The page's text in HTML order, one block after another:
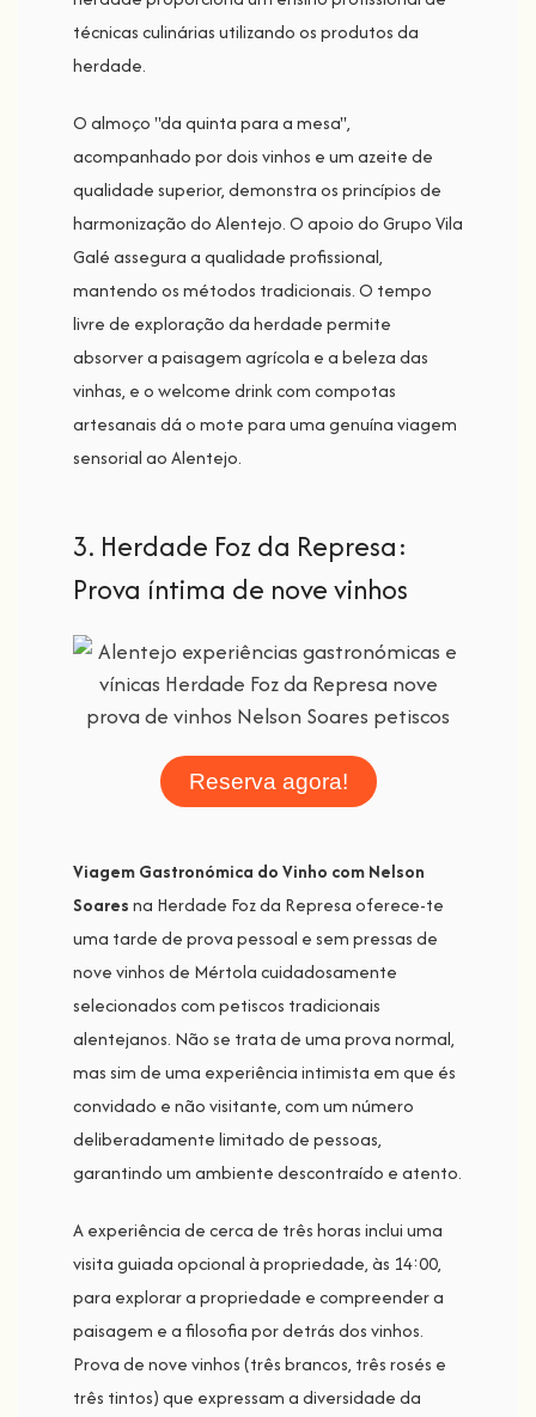
técnicas culinárias utilizando os produtos da
herdade.
O almoço "da quinta para a mesa",
acompanhado por dois vinhos e um azeite de
qualidade superior, demonstra os princípios de
harmonização do Alentejo. O apoio do Grupo Vila
Galé assegura a qualidade profissional,
mantendo os métodos tradicionais. O tempo
livre de exploração da herdade permite
absorver a paisagem agrícola e a beleza das
vinhas, e o welcome drink com compotas
artesanais dá o mote para uma genuína viagem
sensorial ao Alentejo.
3. Herdade Foz da Represa:
Prova íntima de nove vinhos
Reserva agora!
Viagem Gastronómica do Vinho com Nelson
Soaresna Herdade Foz da Represa oferece-te
uma tarde de prova pessoal e sem pressas de
nove vinhos de Mértola cuidadosamente
selecionados com petiscos tradicionais
alentejanos. Não se trata de uma prova normal,
mas sim de uma experiência intimista em que és
convidado e não visitante, com um número
deliberadamente limitado de pessoas,
garantindo um ambiente descontraído e atento.
A experiência de cerca de três horas inclui uma
visita guiada opcional à propriedade, às 14:00,
para explorar a propriedade e compreender a
paisagem e a filosofia por detrás dos vinhos.
Prova de nove vinhos (três brancos, três rosés e
três tintos) que expressam a diversidade da